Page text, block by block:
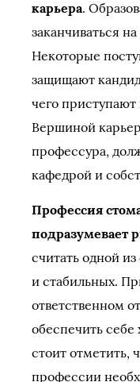
карьера.
заканчиваться
Некоторые
защищают
чего приступают
Вершиной
профессура,
кафедрой и
Профессия
подразумевает
считать одной
и стабильных.
ответственном
обеспечить
стоит отметить,
профессии